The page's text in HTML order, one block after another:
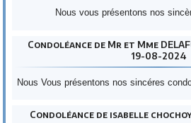
Nous vous présentons nos
Condoléance de Mr et Mme
19-08-2024
Nous Vous présentons nos sincéres
Condoléance de isabelle